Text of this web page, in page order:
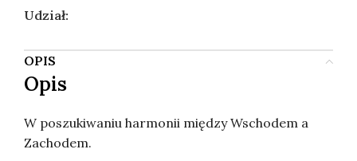
Udział:
OPIS
Opis
W poszukiwaniu harmonii między Wschodem a
Zachodem.